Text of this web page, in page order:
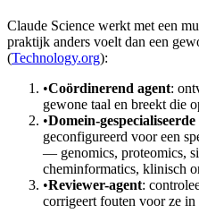
Claude Science werkt met een
praktijk anders voelt dan een
(Technology.org):
•Coördinerend agent:
gewone taal en breekt die
•Domein-
geconfigureerd voor een
— genomics, proteomics,
cheminformatics, klinisch
•Reviewer-agent:
corrigeert fouten voor ze in